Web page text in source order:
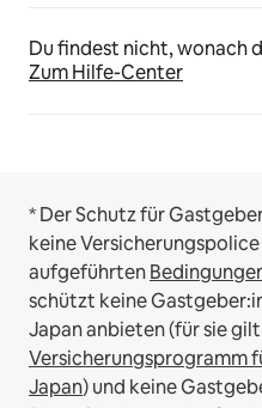
Du findest nicht, wonach
Zum Hilfe-Center
* Der Schutz für
keine
aufgeführten
schützt keine
Japan anbieten (für sie
Versicherungsprogramm
Japan) und keine